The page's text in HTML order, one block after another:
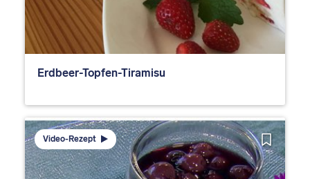
Erdbeer-Topfen-Tiramisu
Video-Rezept